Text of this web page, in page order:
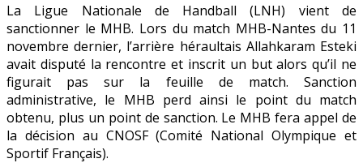
La Ligue Nationale de Handball (LNH) vient de
sanctionner le MHB. Lors du match MHB-Nantes du 11
novembre dernier, l’arrière héraultais Allahkaram Esteki
avait disputé la rencontre et inscrit un but alors qu’il ne
figurait pas sur la feuille de match. Sanction
administrative, le MHB perd ainsi le point du match
obtenu, plus un point de sanction. Le MHB fera appel de
la décision au CNOSF (Comité National Olympique et
Sportif Français).